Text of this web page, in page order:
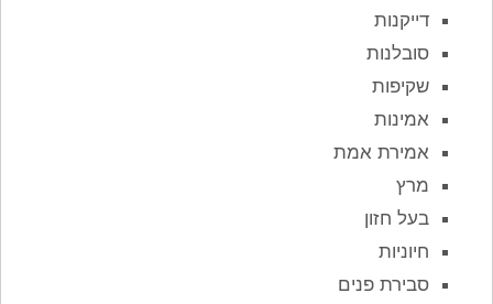
דייקנות
סובלנות
שקיפות
אמינות
אמירת אמת
מרץ
בעל חזון
חיוניות
סבירת פנים